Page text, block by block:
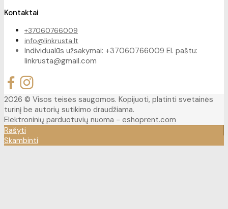
Kontaktai
+37060766009
info@linkrusta.lt
Individualūs užsakymai: +37060766009 El. paštu:
linkrusta@gmail.com
2026 © Visos teisės saugomos. Kopijuoti, platinti svetainės
turinį be autorių sutikimo draudžiama.
Elektroninių parduotuvių nuoma - eshoprent.com
Rašyti
Skambinti